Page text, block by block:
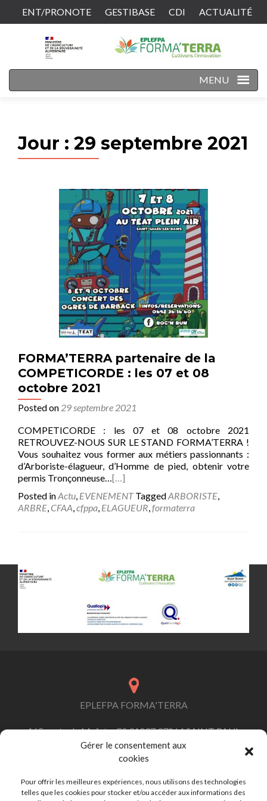
Gérer le consentement aux
cookies
Pour offrir les meilleures expériences, nous utilisons des technologies
telles que les cookies pour stocker et/ou accéder aux informations des
ENT/PRONOTE GESTIBASE CDI ACTUALITÉ
MENU
Jour : 29 septembre 2021
FORMA’TERRA partenaire de la
COMPETICORDE : les 07 et 08
octobre 2021
Posted on 29 septembre 2021
COMPETICORDE : les 07 et 08 octobre 2021
RETROUVEZ-NOUS SUR LE STAND FORMA’TERRA !
Vous souhaitez vous former aux métiers passionnants :
d’Arboriste-élagueur, d’Homme de pied, obtenir votre
permis Tronçonneuse…[…]
Posted inActu, EVENEMENT TaggedARBORISTE,
ARBRE, CFAA,cfppa, ELAGUEUR,formaterra
EPLEFPA FORMA'TERRA
165 route de Mafate, CS 91037 97864 SAINT PAUL
Cedex
contact.formaterra@educagri.fr